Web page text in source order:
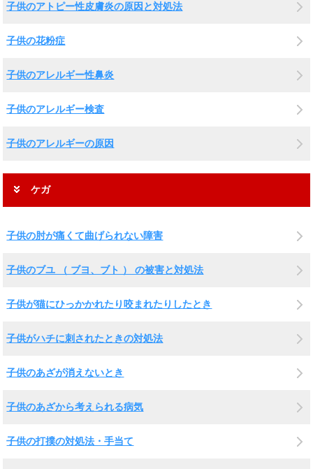
子供のアトピー性皮膚炎の原因と対処法
子供の花粉症
子供のアレルギー性鼻炎
子供のアレルギー検査
子供のアレルギーの原因
ケガ
子供の肘が痛くて曲げられない障害
子供のブユ （ ブヨ、ブト ） の被害と対処法
子供が猫にひっかかれたり咬まれたりしたとき
子供がハチに刺されたときの対処法
子供のあざが消えないとき
子供のあざから考えられる病気
子供の打撲の対処法・手当て